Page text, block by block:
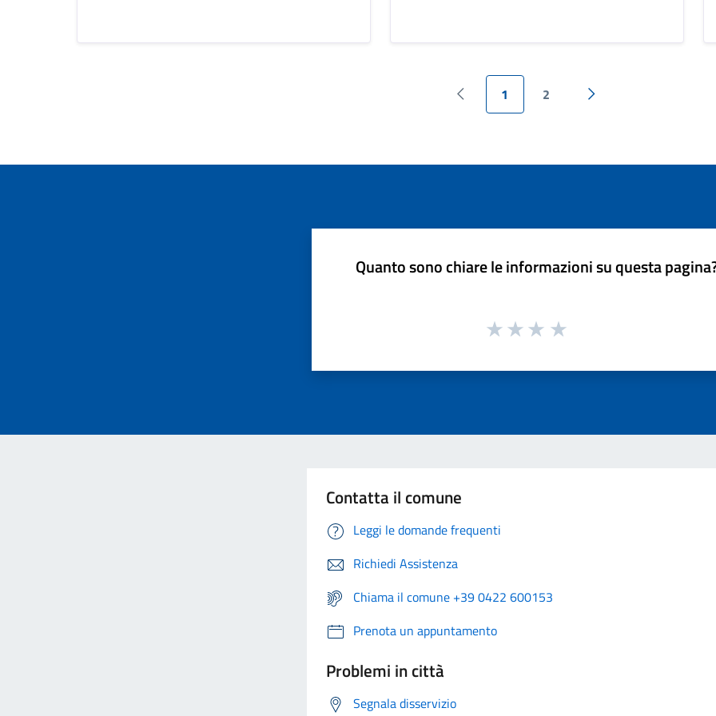
Pagina precedente
1 2
Pagina successiva
Quanto sono chiare le informazioni su questa
Contatta il comune
Leggi le domande frequenti
Richiedi Assistenza
Chiama il comune +39 0422 600153
Prenota un appuntamento
Problemi in città
Segnala disservizio